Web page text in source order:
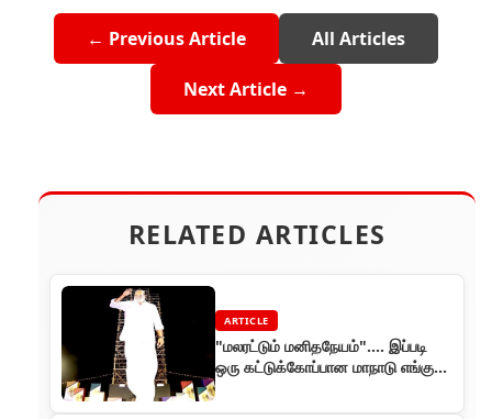
← Previous Article All Articles
Next Article →
RELATED ARTICLES
ARTICLE
"மலரட்டும் மனிதநேயம்"…. இப்படி
ஒரு கட்டுக்கோப்பான மாநாடு எங்கும்